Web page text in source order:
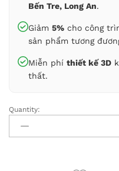
Bến Tre, Long An.
Giảm 5% cho công
sản phẩm tương
Miễn phí thiết kế 3D
thất.
Giường
ngủ
gỗ
Quantity: